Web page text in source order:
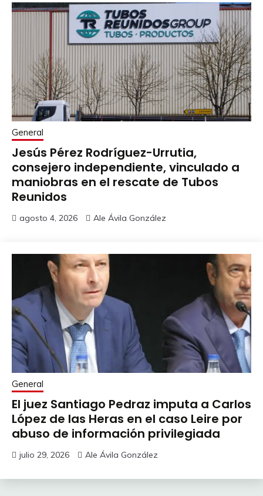
General
Jesús Pérez Rodríguez-Urrutia,
consejero independiente, vinculado a
maniobras en el rescate de Tubos
Reunidos
agosto 4, 2026 Ale Ávila González
General
El juez Santiago Pedraz imputa a Carlos
López de las Heras en el caso Leire por
abuso de información privilegiada
julio 29, 2026 Ale Ávila González